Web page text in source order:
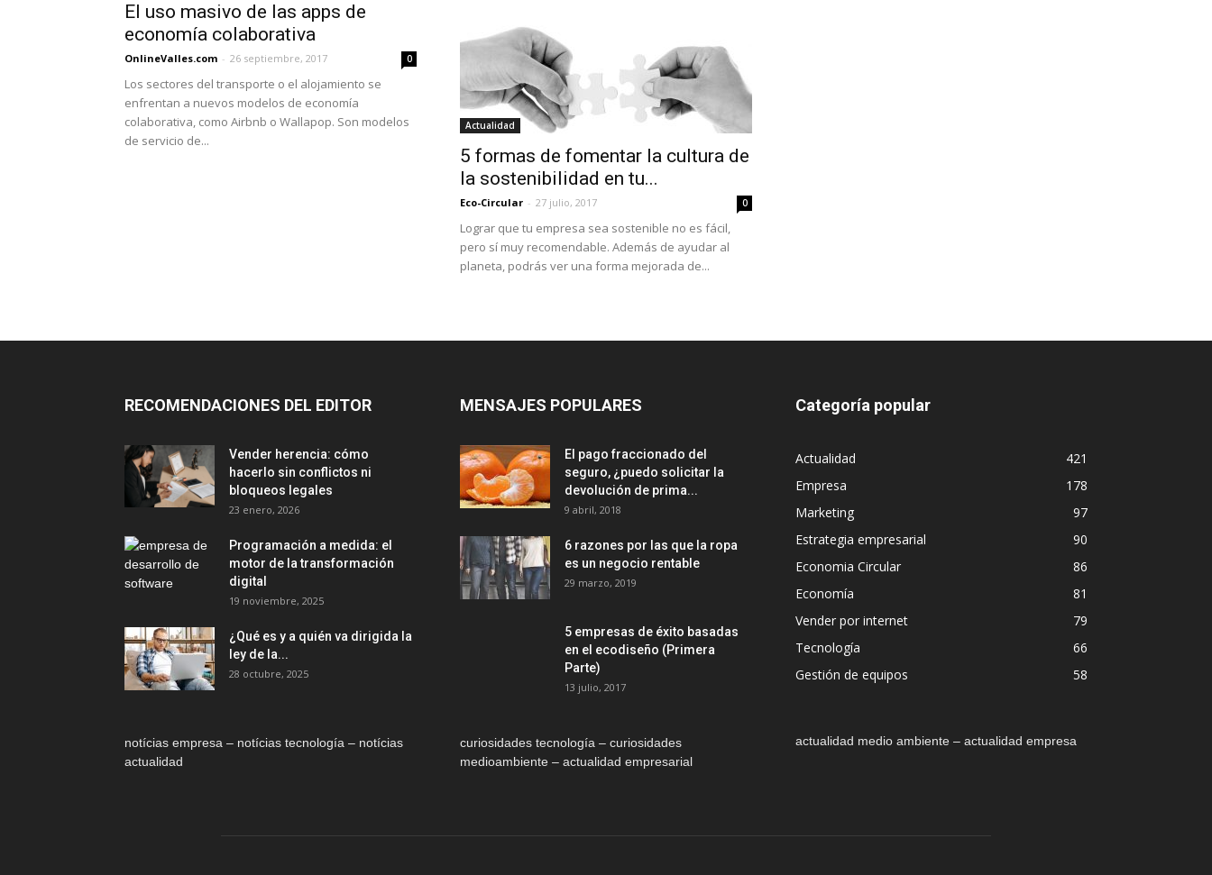
El uso masivo de las apps de
economía colaborativa
OnlineValles.com - 26 septiembre, 2017 0
Los sectores del transporte o el alojamiento se
enfrentan a nuevos modelos de economía
colaborativa, como Airbnb o Wallapop. Son modelos
de servicio de...
Actualidad
5 formas de fomentar la cultura de
la sostenibilidad en tu...
Eco-Circular - 27 julio, 2017 0
Lograr que tu empresa sea sostenible no es fácil,
pero sí muy recomendable. Además de ayudar al
planeta, podrás ver una forma mejorada de...
RECOMENDACIONES DEL EDITOR
Vender herencia: cómo
hacerlo sin conflictos ni
bloqueos legales
23 enero, 2026
Programación a medida: el
motor de la transformación
digital
19 noviembre, 2025
¿Qué es y a quién va dirigida la
ley de la...
28 octubre, 2025
notícias empresa – notícias tecnología – notícias
actualidad
MENSAJES POPULARES
El pago fraccionado del
seguro, ¿puedo solicitar la
devolución de prima...
9 abril, 2018
6 razones por las que la ropa
es un negocio rentable
29 marzo, 2019
5 empresas de éxito basadas
en el ecodiseño (Primera
Parte)
13 julio, 2017
curiosidades tecnología – curiosidades
medioambiente – actualidad empresarial
Categoría popular
Actualidad
421
Empresa
178
Marketing
97
Estrategia empresarial
90
Economia Circular
86
Economía
81
Vender por internet
79
Tecnología
66
Gestión de equipos
58
actualidad medio ambiente – actualidad empresa